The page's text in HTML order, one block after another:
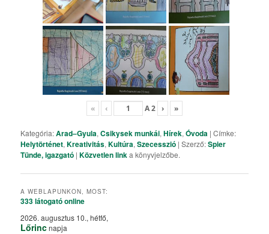
« ‹ A2 › »
Kategória:Arad–Gyula,Csikysek munkái,Hírek,Óvoda | Címke:
Helytörténet,Kreativitás,Kultúra,Szecesszió | Szerző:Spier
Tünde, igazgató |Közvetlen linka könyvjelzőbe.
A WEBLAPUNKON, MOST:
333 látogatóonline
2026. augusztus 10., hétfő,
Lőrincnapja